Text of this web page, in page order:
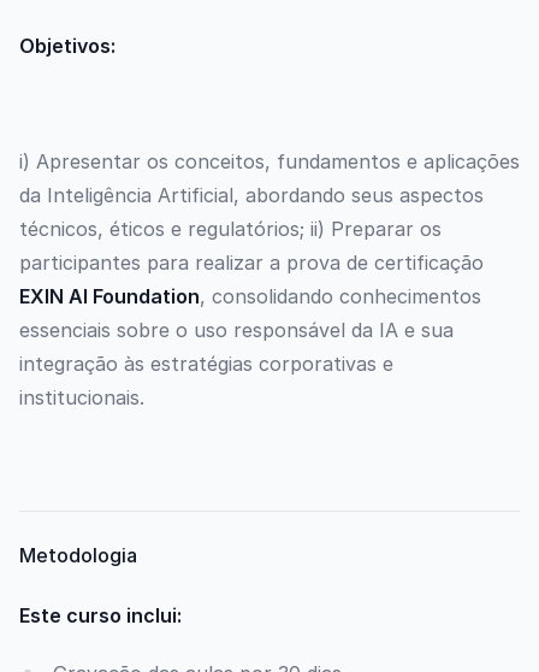
Objetivos:
i) Apresentar os conceitos, fundamentos e aplicações
da Inteligência Artificial, abordando seus aspectos
técnicos, éticos e regulatórios; ii) Preparar os
participantes para realizar a prova de certificação
EXIN AI Foundation, consolidando conhecimentos
essenciais sobre o uso responsável da IA e sua
integração às estratégias corporativas e
institucionais.
Metodologia
Este curso inclui: